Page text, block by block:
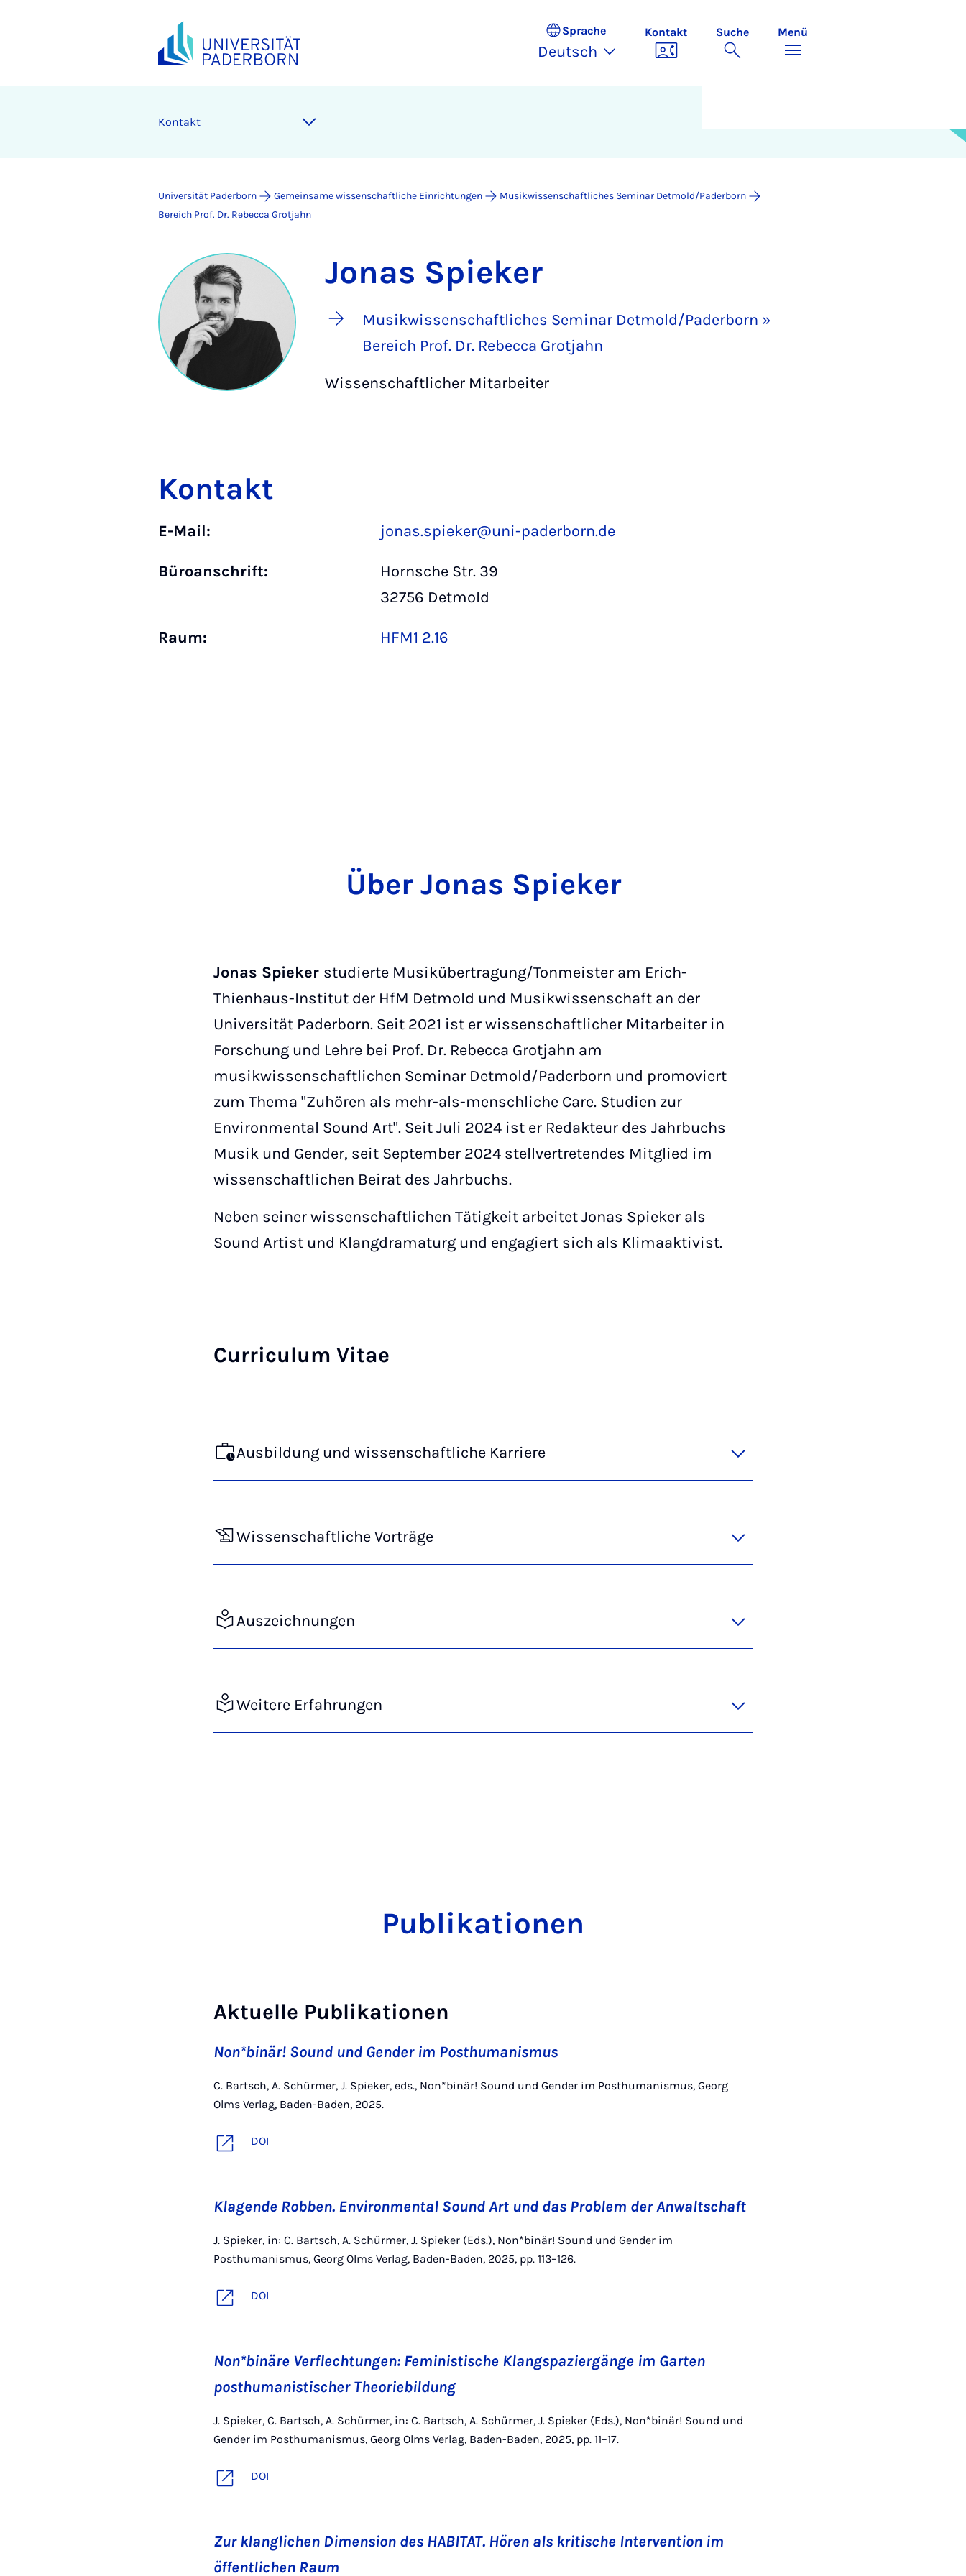
Sprache
Deutsch
Kontakt Suche Menü
Kontakt
Universität Paderborn Gemeinsame wissenschaftliche Einrichtungen
Musikwissenschaftliches Seminar Detmold/Paderborn
Bereich Prof. Dr. Rebecca Grotjahn
Jonas Spieker
Musikwissenschaftliches Seminar Detmold/Paderborn »
Bereich Prof. Dr. Rebecca Grotjahn
Wissenschaftlicher Mitarbeiter
Kontakt
E-Mail: jonas.spieker@uni-paderborn.de
Büro­anschrift:
Hornsche Str. 39
32756 Detmold
Raum: HFM1 2.16
Über Jonas Spieker
Jonas Spieker studierte Musikübertragung/Tonmeister am Erich-
Thienhaus-Institut der HfM Detmold und Musikwissenschaft an der
Universität Paderborn. Seit 2021 ist er wissenschaftlicher Mitarbeiter in
Forschung und Lehre bei Prof. Dr. Rebecca Grotjahn am
musikwissenschaftlichen Seminar Detmold/Paderborn und promoviert
zum Thema "Zuhören als mehr-als-menschliche Care. Studien zur
Environmental Sound Art". Seit Juli 2024 ist er Redakteur des Jahrbuchs
Musik und Gender, seit September 2024 stellvertretendes Mitglied im
wissenschaftlichen Beirat des Jahrbuchs.
Neben seiner wissenschaftlichen Tätigkeit arbeitet Jonas Spieker als
Sound Artist und Klangdramaturg und engagiert sich als Klimaaktivist.
Curriculum Vitae
Ausbildung und wissenschaftliche Karriere
Wissenschaftliche Vorträge
Auszeichnungen
Weitere Erfahrungen
Publikationen
Aktuelle Publikationen
Non*binär! Sound und Gender im Posthumanismus
C. Bartsch, A. Schürmer, J. Spieker, eds., Non*binär! Sound und Gender im Posthumanismus, Georg
Olms Verlag, Baden-Baden, 2025.
DOI
Klagende Robben. Environmental Sound Art und das Problem der Anwaltschaft
J. Spieker, in: C. Bartsch, A. Schürmer, J. Spieker (Eds.), Non*binär! Sound und Gender im
Posthumanismus, Georg Olms Verlag, Baden-Baden, 2025, pp. 113–126.
DOI
Non*binäre Verflechtungen: Feministische Klangspaziergänge im Garten
posthumanistischer Theoriebildung
J. Spieker, C. Bartsch, A. Schürmer, in: C. Bartsch, A. Schürmer, J. Spieker (Eds.), Non*binär! Sound und
Gender im Posthumanismus, Georg Olms Verlag, Baden-Baden, 2025, pp. 11–17.
DOI
Zur klanglichen Dimension des HABITAT. Hören als kritische Intervention im
öffentlichen Raum